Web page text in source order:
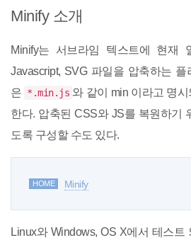
Minify 소개
Minify는 서브라임 텍스트에 현재
Javascript, SVG 파일을 압축하는
은 *.min.js 와 같이 min 이라고 명
한다. 압축된 CSS와 JS를 복원하기
도록 구성할 수도 있다.
HOME Minify
Linux와 Windows, OS X에서 테스트